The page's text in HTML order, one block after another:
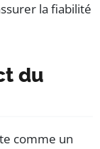
la fiabilité
du
comme un